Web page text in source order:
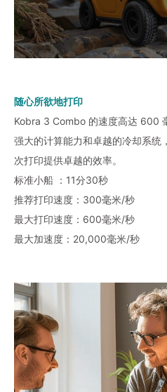
随心所欲地打印
Kobra 3 Combo 的速度高达 600
强大的计算能力和卓越的冷却系统
次打印提供卓越的效率。
标准小船 ：11分30秒
推荐打印速度：300毫米/秒
最大打印速度：600毫米/秒
最大加速度：20,000毫米/秒